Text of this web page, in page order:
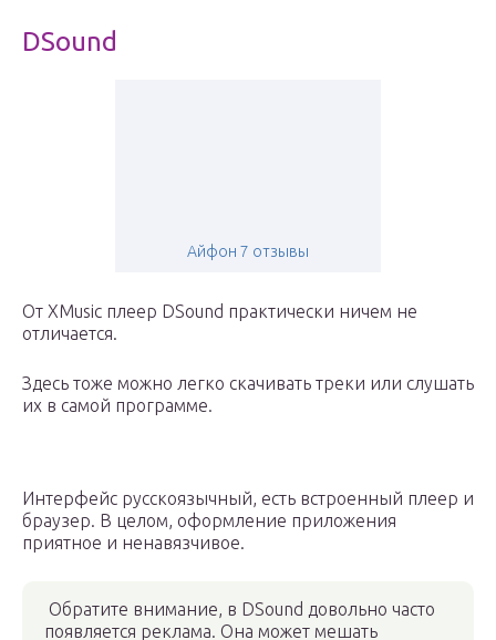
DSound
Айфон 7 отзывы
От XMusic плеер DSound практически ничем не
отличается.
Здесь тоже можно легко скачивать треки или слушать
их в самой программе.
Интерфейс русскоязычный, есть встроенный плеер и
браузер. В целом, оформление приложения
приятное и ненавязчивое.
Обратите внимание, в DSound довольно часто
появляется реклама. Она может мешать